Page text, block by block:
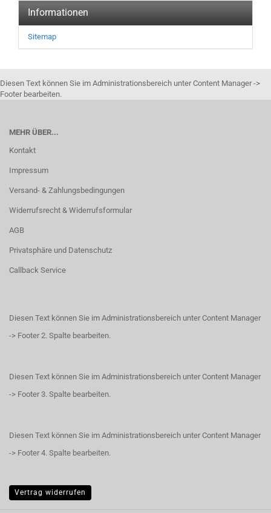
Informationen
Sitemap
Diesen Text können Sie im Administrationsbereich unter Content Manager ->
Footer bearbeiten.
MEHR ÜBER...
Kontakt
Impressum
Versand- & Zahlungsbedingungen
Widerrufsrecht & Widerrufsformular
AGB
Privatsphäre und Datenschutz
Callback Service
Diesen Text können Sie im Administrationsbereich unter Content Manager
-> Footer 2. Spalte bearbeiten.
Diesen Text können Sie im Administrationsbereich unter Content Manager
-> Footer 3. Spalte bearbeiten.
Diesen Text können Sie im Administrationsbereich unter Content Manager
-> Footer 4. Spalte bearbeiten.
Vertrag widerrufen